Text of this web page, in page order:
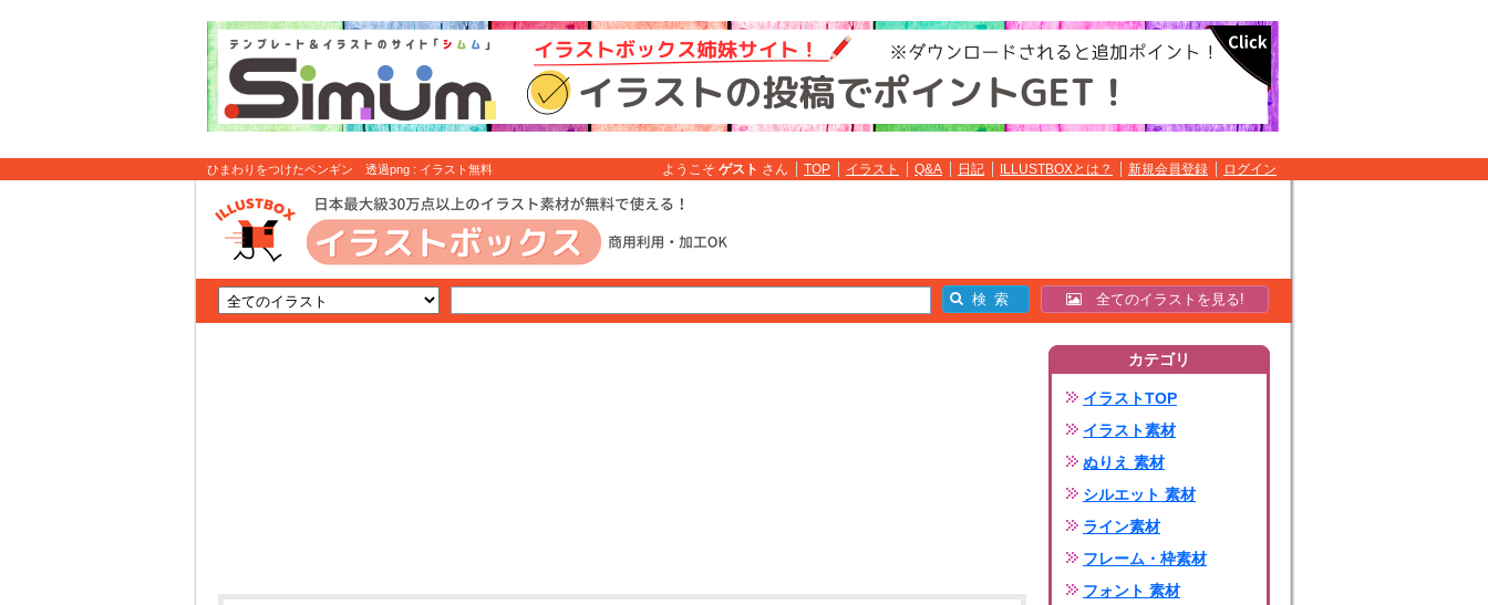
ひまわりをつけたペンギン 透過png : イラスト無料 ようこそ ゲスト さん TOP イラスト Q&A 日記 ILLUSTBOXとは？ 新規会員登録 ログイン
全てのイラストを見る!
カテゴリ
イラストTOP
イラスト素材
ぬりえ 素材
シルエット 素材
ライン素材
フレーム・枠素材
フォント 素材